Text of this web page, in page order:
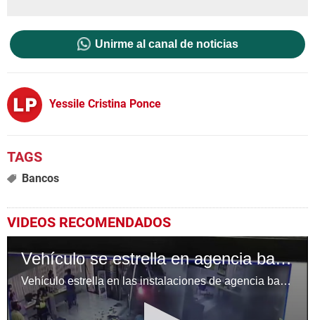
Unirme al canal de noticias
Yessile Cristina Ponce
Bancos
VIDEOS RECOMENDADOS
Vehículo se estrella en agencia bancaria de la 105 Brigada en San Pedro Sula
Vehículo estrella en las instalaciones de agencia bancaria de la 105 Brigada de infanteria de San Pedro Sula